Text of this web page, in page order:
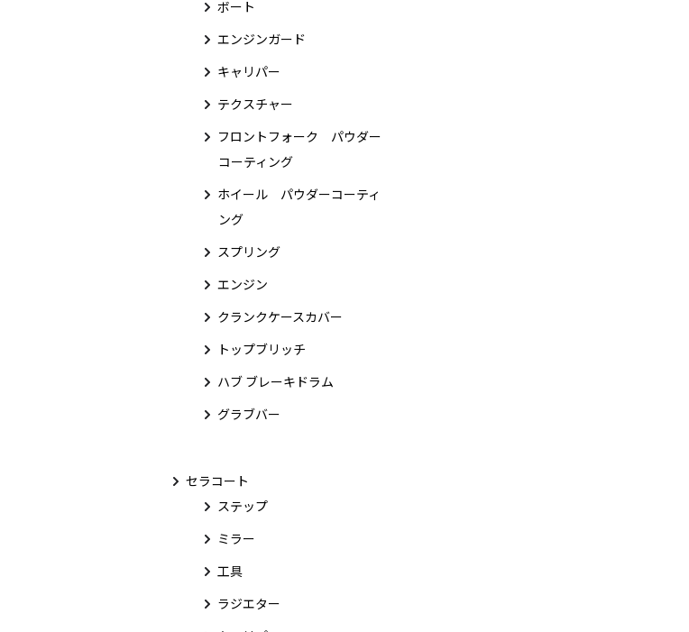
ボート
エンジンガード
キャリパー
テクスチャー
フロントフォーク パウダー
コーティング
ホイール パウダーコーティ
ング
スプリング
エンジン
クランクケースカバー
トップブリッチ
ハブ ブレーキドラム
グラブバー
セラコート
ステップ
ミラー
工具
ラジエター